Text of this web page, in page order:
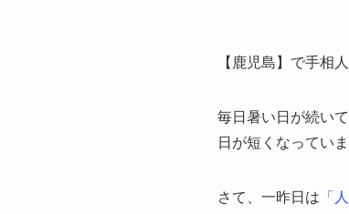
【鹿児島】で手相
毎日暑い日が続い
日が短くなってい
さて、一昨日は 「